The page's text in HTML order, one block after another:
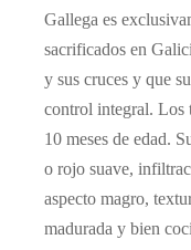
Gallega es
sacrificados en
y sus cruces y que
control integral. Los
10 meses de edad.
o rojo suave,
aspecto magro,
madurada y bien